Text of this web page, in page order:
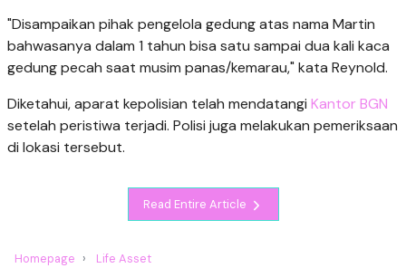
"Disampaikan pihak pengelola gedung atas nama Martin
bahwasanya dalam 1 tahun bisa satu sampai dua kali kaca
gedung pecah saat musim panas/kemarau," kata Reynold.
Diketahui, aparat kepolisian telah mendatangi Kantor BGN
setelah peristiwa terjadi. Polisi juga melakukan pemeriksaan
di lokasi tersebut.
Read Entire Article
Homepage
Life Asset